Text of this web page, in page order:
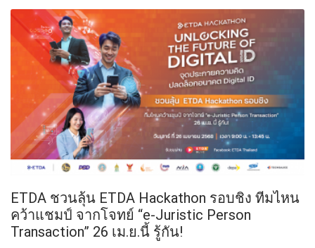
ETDA ชวนลุ้น ETDA Hackathon รอบชิง ทีมไหน
คว้าแชมป์ จากโจทย์ “e-Juristic Person
Transaction” 26 เม.ย.นี้ รู้กัน!